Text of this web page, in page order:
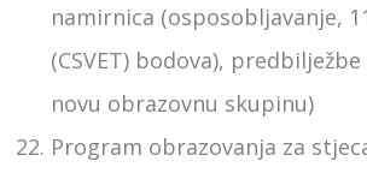
namirnica (osposobljavanje,
(CSVET) bodova),
novu obrazovnu skupinu)
Program obrazovanja za